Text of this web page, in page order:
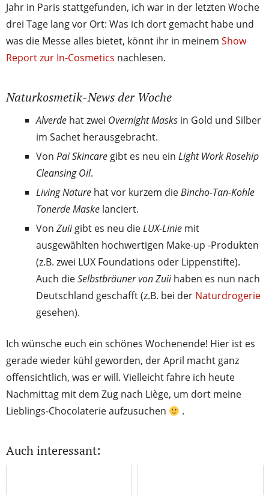
Jahr in Paris stattgefunden, ich war in der letzten Woche
drei Tage lang vor Ort: Was ich dort gemacht habe und
was die Messe alles bietet, könnt ihr in meinem Show
Report zur In-Cosmetics nachlesen.
Naturkosmetik-News der Woche
Alverde hat zwei Overnight Masks in Gold und Silber
im Sachet herausgebracht.
Von Pai Skincare gibt es neu ein Light Work Rosehip
Cleansing Oil.
Living Nature hat vor kurzem dieBincho-Tan-Kohle
Tonerde Maske lanciert.
Von Zuiigibt es neu dieLUX-Linie mit
ausgewählten hochwertigen Make-up -Produkten
(z.B. zwei LUX Foundations oder Lippenstifte).
Auch dieSelbstbräuner von Zuiihaben es nun nach
Deutschland geschafft (z.B. bei der Naturdrogerie
gesehen).
Ich wünsche euch ein schönes Wochenende! Hier ist es
gerade wieder kühl geworden, der April macht ganz
offensichtlich, was er will. Vielleicht fahre ich heute
Nachmittag mit dem Zug nach Liège, um dort meine
Lieblings-Chocolaterie aufzusuchen
.
Auch interessant: